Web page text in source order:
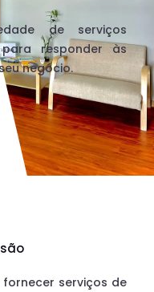
de serviços
para responder às
negócio.
serviços de